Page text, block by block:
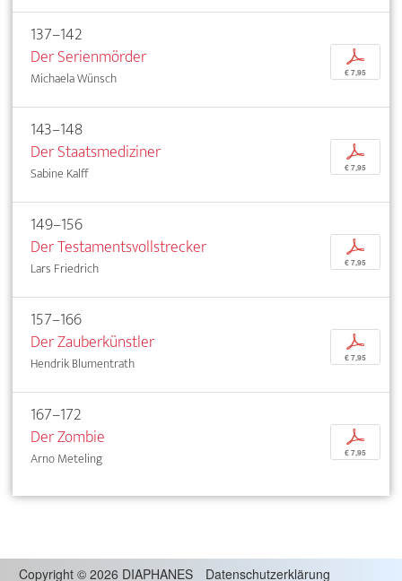
137–142
Der Serienmörder
Michaela Wünsch
p
€ 7,95
143–148
Der Staatsmediziner
Sabine Kalff
p
€ 7,95
149–156
Der Testamentsvollstrecker
Lars Friedrich
p
€ 7,95
157–166
Der Zauberkünstler
Hendrik Blumentrath
p
€ 7,95
167–172
Der Zombie
Arno Meteling
p
€ 7,95
Copyright © 2026 DIAPHANES Datenschutzerklärung